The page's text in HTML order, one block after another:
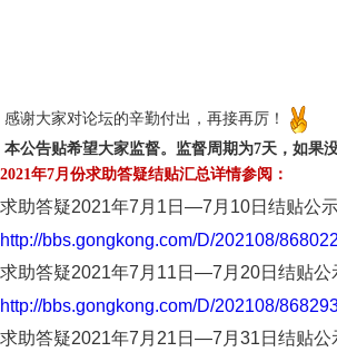
感谢大家对论坛的辛勤付出，再接再厉！
本公告贴希望大家监督。监督周期为7天，如果
2021年7月份求助答疑结贴汇总详情参阅：
求助答疑2021年7月1日—7月10日结贴公
http://bbs.gongkong.com/D/202108/
求助答疑2021年7月11日—7月20日结贴公
http://bbs.gongkong.com/D/202108/
求助答疑2021年7月21日—7月31日结贴公